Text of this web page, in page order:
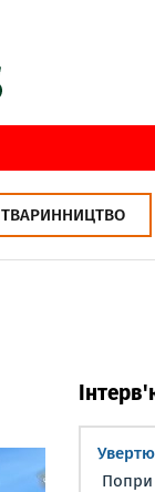
ТВАРИННИЦТВО
Попри